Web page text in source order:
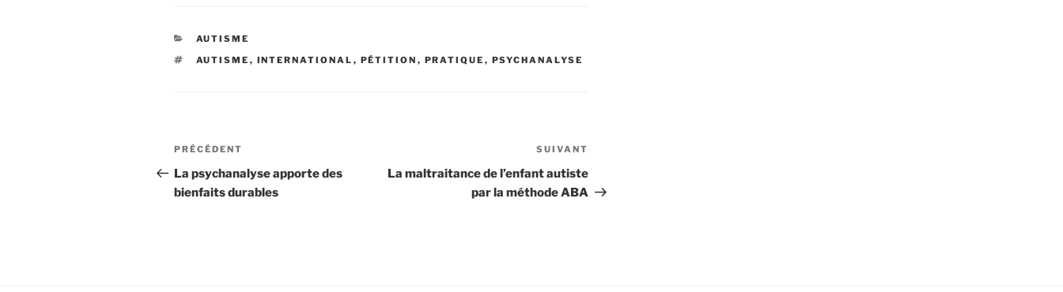
CATÉGORIES
AUTISME
ÉTIQUETTES
AUTISME , INTERNATIONAL , PÉTITION , PRATIQUE , PSYCHANALYSE
Navigation
de
l’article
Article
précédent
PRÉCÉDENT
La psychanalyse apporte des
bienfaits durables
suivant
SUIVANT
La maltraitance de l’enfant autiste
par la méthode ABA